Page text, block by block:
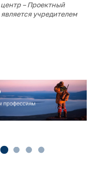
– Проектный
учредителем